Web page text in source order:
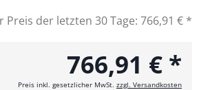
Preis der letzten 30 Tage: 766,91 € *
766,91 € *
Preis inkl. gesetzlicher MwSt. zzgl. Versandkosten